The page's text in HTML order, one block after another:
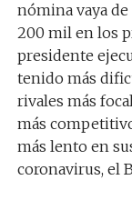
nómina vaya de
200 mil en los
presidente
tenido más
rivales más
más
más lento en
coronavirus, el